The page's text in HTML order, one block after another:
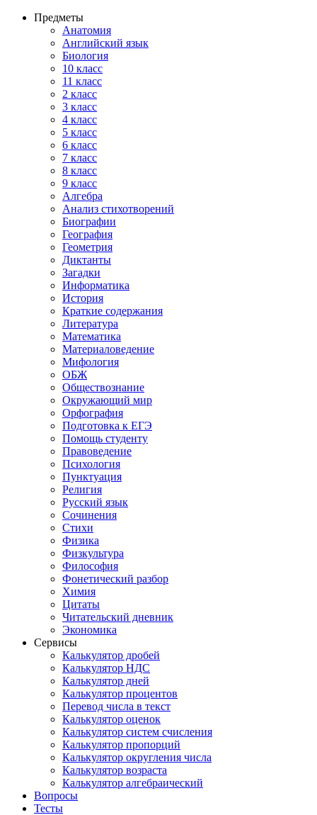
Предметы
Анатомия
Английский язык
Биология
10 класс
11 класс
2 класс
3 класс
4 класс
5 класс
6 класс
7 класс
8 класс
9 класс
Алгебра
Анализ стихотворений
Биографии
География
Геометрия
Диктанты
Загадки
Информатика
История
Краткие содержания
Литература
Математика
Материаловедение
Мифология
ОБЖ
Обществознание
Окружающий мир
Орфография
Подготовка к ЕГЭ
Помощь студенту
Правоведение
Психология
Пунктуация
Религия
Русский язык
Сочинения
Стихи
Физика
Физкультура
Философия
Фонетический разбор
Химия
Цитаты
Читательский дневник
Экономика
Сервисы
Калькулятор дробей
Калькулятор НДС
Калькулятор дней
Калькулятор процентов
Перевод числа в текст
Калькулятор оценок
Калькулятор систем счисления
Калькулятор пропорций
Калькулятор округления числа
Калькулятор возраста
Калькулятор алгебраический
Вопросы
Тесты